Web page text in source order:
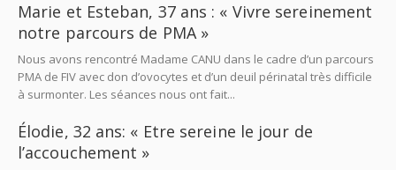
Marie et Esteban, 37 ans : « Vivre sereinement
notre parcours de PMA »
Nous avons rencontré Madame CANU dans le cadre d’un parcours
PMA de FIV avec don d’ovocytes et d’un deuil périnatal très difficile
à surmonter. Les séances nous ont fait...
Élodie, 32 ans: « Etre sereine le jour de
l’accouchement »